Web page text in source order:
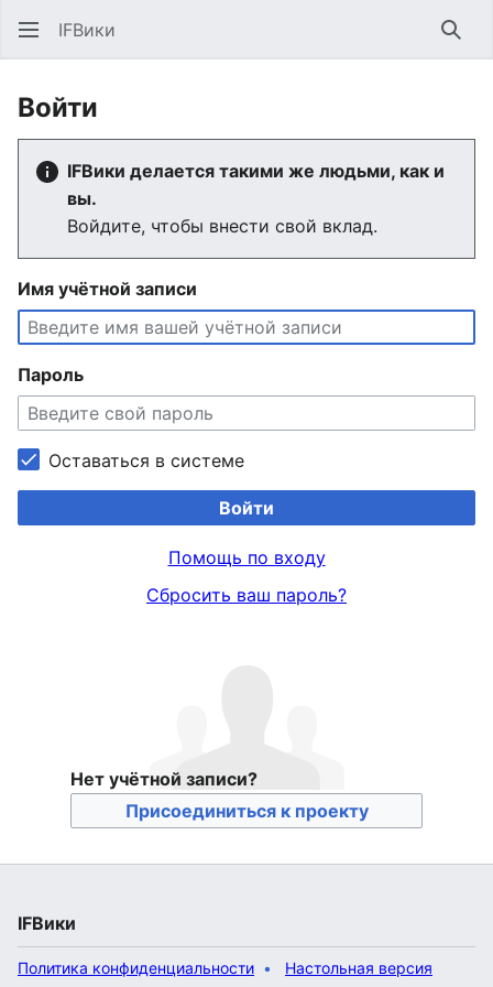
IFВики
Войти
IFВики делается такими же людьми, как и
вы.
Войдите, чтобы внести свой вклад.
Имя учётной записи
Пароль
Оставаться в системе
Войти
Помощь по входу
Сбросить ваш пароль?
Нет учётной записи?
Присоединиться к проекту
IFВики
Политика конфиденциальности Настольная версия